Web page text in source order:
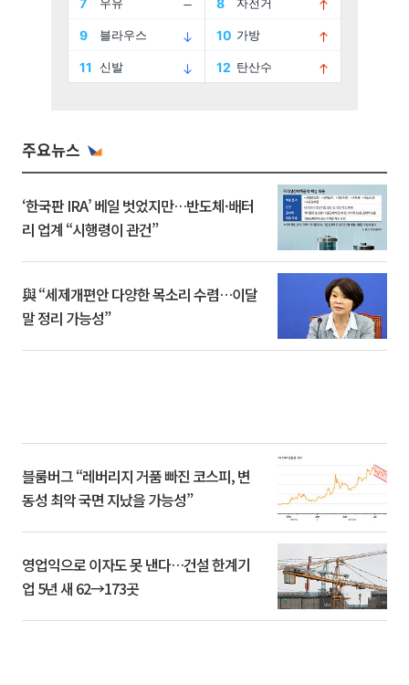
주요뉴스
‘한국판 IRA’ 베일 벗었지만…반도체·배터
리 업계 “시행령이 관건”
與 “세제개편안 다양한 목소리 수렴…이달
말 정리 가능성”
블룸버그 “레버리지 거품 빠진 코스피, 변
동성 최악 국면 지났을 가능성”
영업익으로 이자도 못 낸다…건설 한계기
업 5년 새 62→173곳